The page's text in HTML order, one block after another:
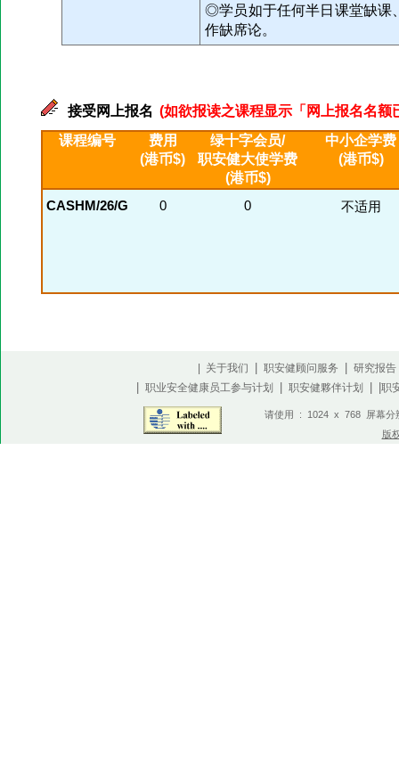
◎学员如于任何半日课堂缺课
作缺席论。
接受网上报名 (如欲报读之课程显示「网上报名名
课程编号
费用
(港币$)
绿十字会员/
职安健大使学费
(港币$)
中小企学费
(港币$)
CASHM/26/G 0 0 不适用
| 关于我们 职安健顾问服务 研究报告
职业安全健康员工参与计划 职安健夥伴计划 职
请使用 : 1024 x 768 屏幕分
版